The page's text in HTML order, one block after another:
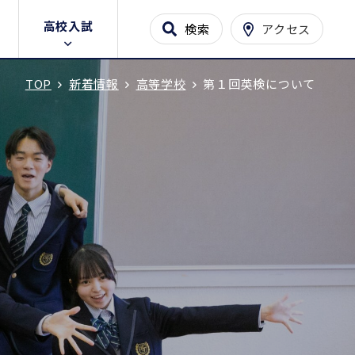
高校入試 検索 アクセス
TOP 新着情報 高等学校 第１回英検について